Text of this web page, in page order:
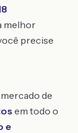
melhor
precise
de
em todo o
e